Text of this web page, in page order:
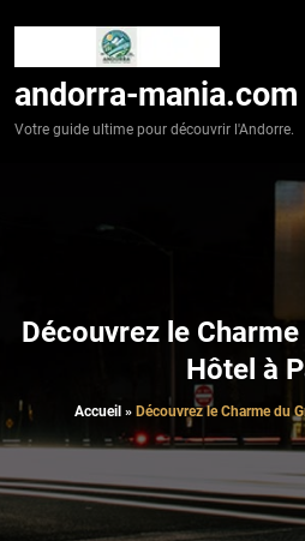
andorra-mania.com
Votre guide ultime pour découvrir l'Andorre.
Découvrez le
Hôtel à
Accueil » Découvrez le Charme du